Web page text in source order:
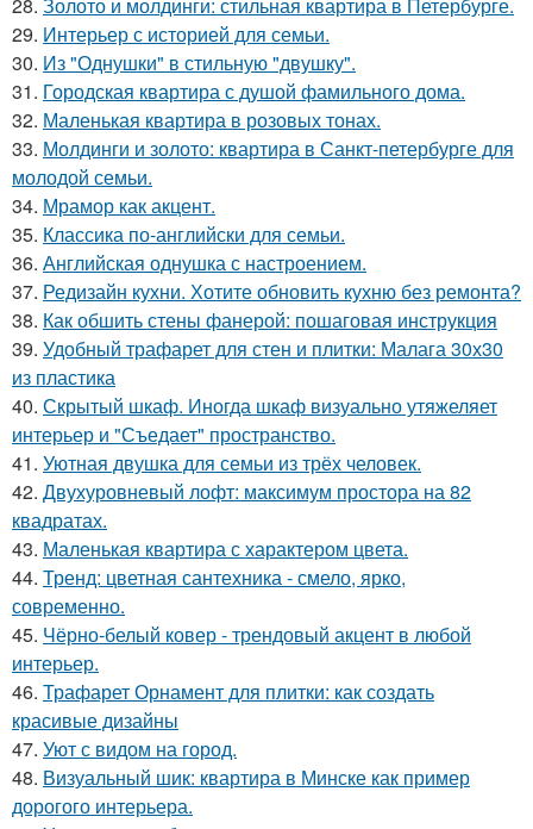
29. Интерьер с историей для семьи.
30. Из "Однушки" в стильную "двушку".
31. Городская квартира с душой фамильного дома.
32. Маленькая квартира в розовых тонах.
33. Молдинги и золото: квартира в Санкт-петербурге для
молодой семьи.
34. Мрамор как акцент.
35. Классика по-английски для семьи.
36. Английская однушка с настроением.
37. Редизайн кухни. Хотите обновить кухню без ремонта?
38. Как обшить стены фанерой: пошаговая инструкция
39. Удобный трафарет для стен и плитки: Малага 30х30
из пластика
40. Скрытый шкаф. Иногда шкаф визуально утяжеляет
интерьер и "Съедает" пространство.
41. Уютная двушка для семьи из трёх человек.
42. Двухуровневый лофт: максимум простора на 82
квадратах.
43. Маленькая квартира с характером цвета.
44. Тренд: цветная сантехника - смело, ярко,
современно.
45. Чёрно-белый ковер - трендовый акцент в любой
интерьер.
46. Трафарет Орнамент для плитки: как создать
красивые дизайны
47. Уют с видом на город.
48. Визуальный шик: квартира в Минске как пример
дорогого интерьера.